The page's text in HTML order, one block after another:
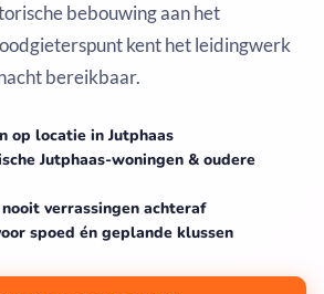
bebouwing aan het
kent het leidingwerk
bereikbaar.
op locatie in Jutphaas
Jutphaas-woningen & oudere
verrassingen achteraf
spoed én geplande klussen